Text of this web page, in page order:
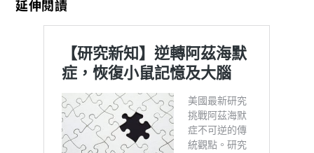
延伸閱讀